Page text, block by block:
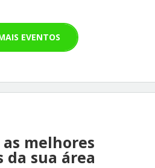
EVENTOS
as melhores
da sua área